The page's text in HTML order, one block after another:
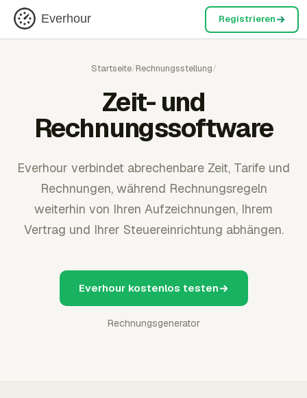
Everhour Registrieren
Startseite/Rechnungsstellung/
Zeit- und
Rechnungssoftware
Everhour verbindet abrechenbare Zeit, Tarife und
Rechnungen, während Rechnungsregeln
weiterhin von Ihren Aufzeichnungen, Ihrem
Vertrag und Ihrer Steuereinrichtung abhängen.
Everhour kostenlos testen
Rechnungsgenerator